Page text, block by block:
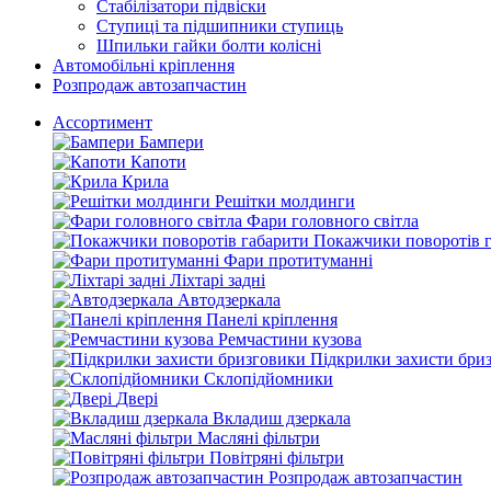
Стабілізатори підвіски
Ступиці та підшипники ступиць
Шпильки гайки болти колісні
Автомобільні кріплення
Розпродаж автозапчастин
Ассортимент
Бампери
Капоти
Крила
Решітки молдинги
Фари головного світла
Покажчики поворотів
Фари протитуманні
Ліхтарі задні
Автодзеркала
Панелі кріплення
Ремчастини кузова
Підкрилки захисти
Склопідйомники
Двері
Вкладиш дзеркала
Масляні фільтри
Повітряні фільтри
Розпродаж автозапчастин